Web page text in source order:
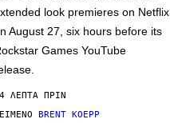
look premieres on Netflix
August 27, six hours before its
Games YouTube
ΛΕΠΤΆ ΠΡΙΝ
BRENT KOEPP